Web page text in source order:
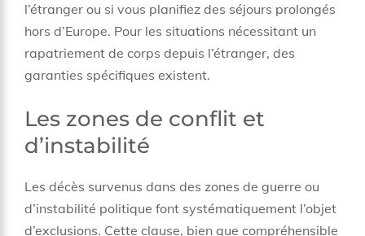
l’étranger ou si vous planifiez des séjours prolongés
hors d’Europe. Pour les situations nécessitant un
rapatriement de corps depuis l’étranger, des
garanties spécifiques existent.
Les zones de conflit et
d’instabilité
Les décès survenus dans des zones de guerre ou
d’instabilité politique font systématiquement l’objet
d’exclusions. Cette clause, bien que compréhensible